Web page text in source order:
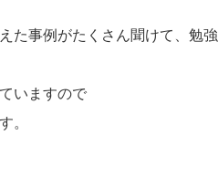
た事例がたくさん聞けて、勉
いますので
。